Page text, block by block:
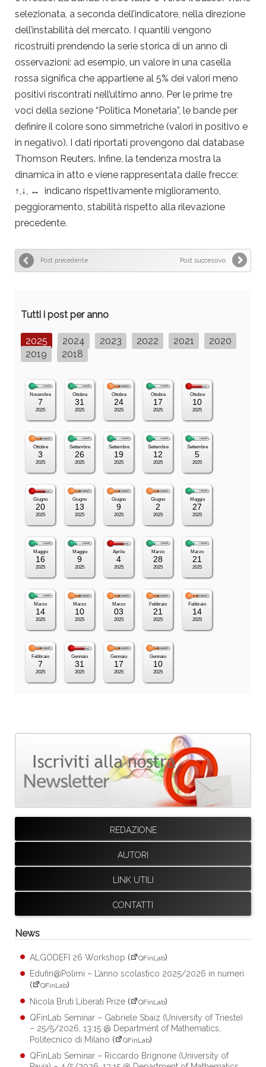
selezionata, a seconda dell’indicatore, nella direzione
dell’instabilità del mercato. I quantili vengono
ricostruiti prendendo la serie storica di un anno di
osservazioni: ad esempio, un valore in una casella
rossa significa che appartiene al 5% dei valori meno
positivi riscontrati nell’ultimo anno. Per le prime tre
voci della sezione “Politica Monetaria”, le bande per
definire il colore sono simmetriche (valori in positivo e
in negativo). I dati riportati provengono dal database
Thomson Reuters. Infine, la tendenza mostra la
dinamica in atto e viene rappresentata dalle frecce:
↑,↓, ↔ indicano rispettivamente miglioramento,
peggioramento, stabilità rispetto alla rilevazione
precedente.
Post precedente Post successivo
Tutti i post per anno
2025 2024 2023 2022 2021
2020
2019
2018
Novembre
7
2025
Ottobre
31
2025
Ottobre
24
2025
Ottobre
17
2025
Ottobre
10
2025
Ottobre
3
2025
Settembre
26
2025
Settembre
19
2025
Settembre
12
2025
Settembre
5
2025
Giugno
20
2025
Giugno
13
2025
Giugno
9
2025
Giugno
2
2025
Maggio
27
2025
Maggio
16
2025
Maggio
9
2025
Aprile
4
2025
Marzo
28
2025
Marzo
21
2025
Marzo
14
2025
Marzo
10
2025
Marzo
03
2025
Febbraio
21
2025
Febbraio
14
2025
Febbraio
7
2025
Gennaio
31
2025
Gennaio
17
2025
Gennaio
10
2025
REDAZIONE
AUTORI
LINK UTILI
CONTATTI
News
ALGODEFI 26 Workshop ( QFinLab)
Edufin@Polimi – L’anno scolastico 2025/2026 in numeri
(
QFinLab)
Nicola Bruti Liberati Prize ( QFinLab)
QFinLab Seminar – Gabriele Sbaiz (University of Trieste)
– 25/5/2026, 13:15 @ Department of Mathematics,
Politecnico di Milano ( QFinLab)
QFinLab Seminar – Riccardo Brignone (University of